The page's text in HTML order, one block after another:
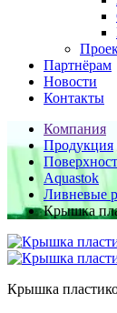
Партнёрам
Новости
Контакты
Компания
Продукция
Aquastok
Ливневые
Крышка
Крышка